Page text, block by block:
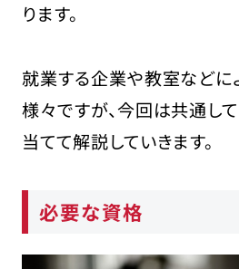
ります。
就業する企業や教室などに
様々ですが、今回は共通し
当てて解説していきます。
必要な資格